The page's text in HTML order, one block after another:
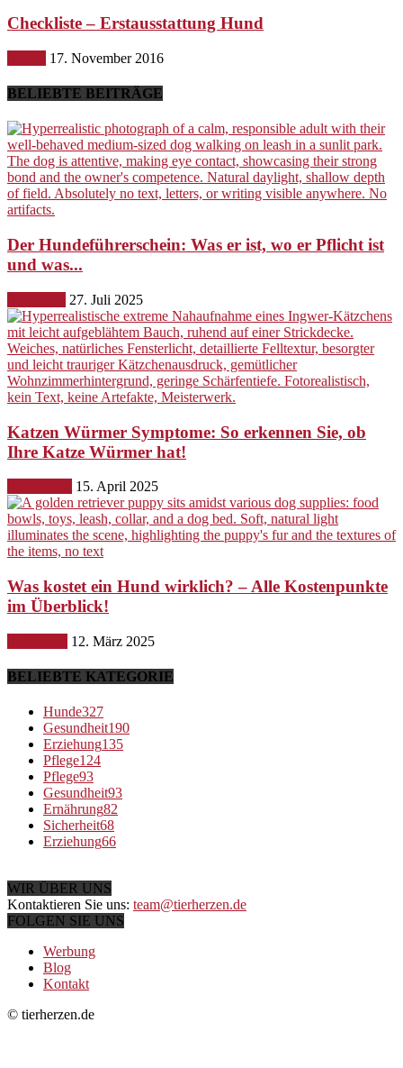
Checkliste – Erstausstattung Hund
17. November 2016
BELIEBTE BEITRÄGE
Der Hundeführerschein: Was er ist, wo er Pflicht ist
und was...
27. Juli 2025
Katzen Würmer Symptome: So erkennen Sie, ob
Ihre Katze Würmer hat!
15. April 2025
Was kostet ein Hund wirklich? – Alle Kostenpunkte
im Überblick!
12. März 2025
BELIEBTE KATEGORIE
Hunde327
Gesundheit190
Erziehung135
Pflege124
Pflege93
Gesundheit93
Ernährung82
Sicherheit68
Erziehung66
WIR ÜBER UNS
Kontaktieren Sie uns: team@tierherzen.de
FOLGEN SIE UNS
Werbung
Blog
Kontakt
© tierherzen.de